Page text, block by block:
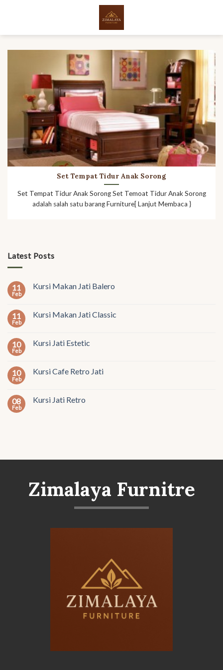
Latest Posts
11
Feb
Kursi Makan Jati Balero
11
Feb
Kursi Makan Jati Classic
10
Feb
Kursi Jati Estetic
10
Feb
Kursi Cafe Retro Jati
08
Feb
Kursi Jati Retro
Set Tempat Tidur Anak Sorong
Set Tempat Tidur Anak Sorong Set Temoat Tidur Anak Sorong
adalah salah satu barang Furniture[ Lanjut Membaca }
Zimalaya Furnitre